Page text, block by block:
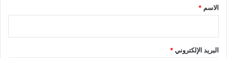
*
الاسم *
البريد الإلكتروني*